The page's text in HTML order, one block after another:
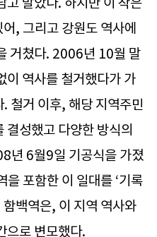
, 그리고 강원도 역사에
거쳤다. 2006년 10월 말
이 역사를 철거했다가 가
철거 이후, 해당 지역주민
결성했고 다양한 방식의
년 6월9일 기공식을 가졌
을 포함한 이 일대를 ‘기록
백역은, 이 지역 역사와
으로 변모했다.